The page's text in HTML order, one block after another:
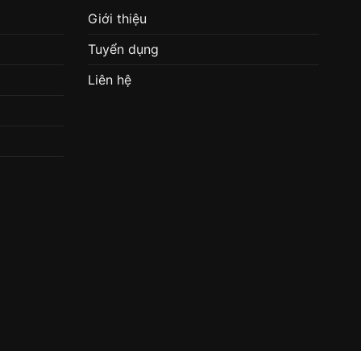
Giới thiệu
Tuyển dụng
Liên hệ